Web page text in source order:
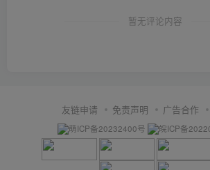
暂无评论内容
友链申请 免责声明 广告合作
萌ICP备20232400号 皖ICP备